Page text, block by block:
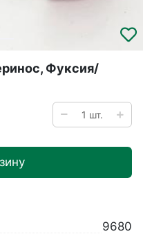
Фуксия/
9680